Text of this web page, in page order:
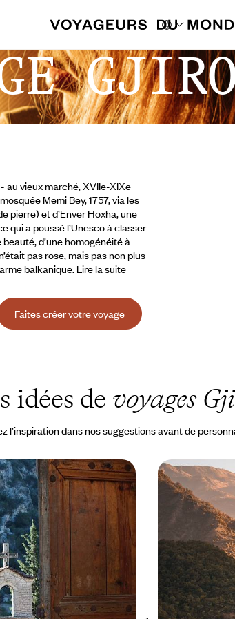
au vieux marché, XVIIe-XIXe
Memi Bey, 1757, via les
pierre) et d’Enver Hoxha, une
qui a poussé l’Unesco à classer
d’une homogénéité à
pas rose, mais pas non plus
balkanique. Lire la suite
Faites créer votre voyage
idées de voyages
l’inspiration dans nos suggestions avant de
du Nord et
trip au cœur des
prendre le pouls de trois
attachants et hors des radars
€
Les
Grand tour
Aller par monts
du lac d’Ohrid à
Berat
15 jours, de 2400 à